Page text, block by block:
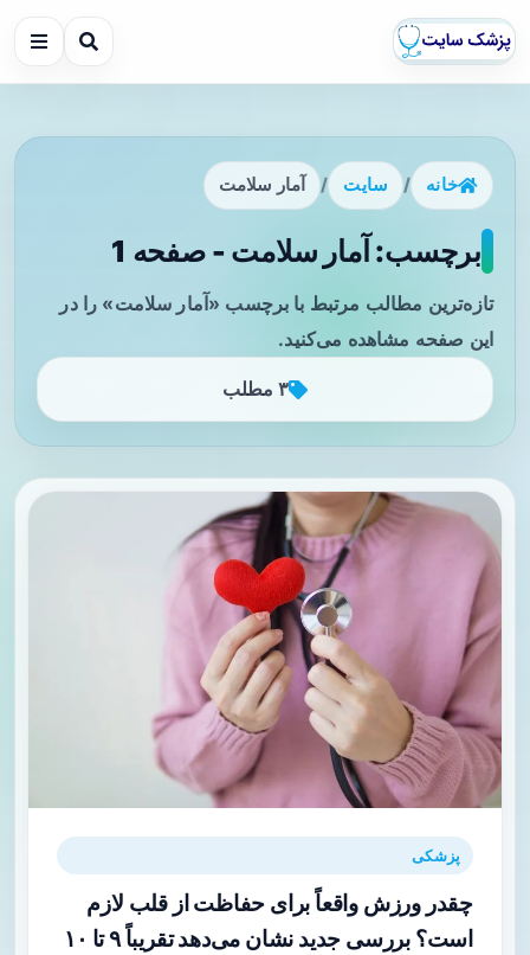
خانه / سایت / آمار سلامت
برچسب: آمار سلامت - صفحه 1
تازه‌ترین مطالب مرتبط با برچسب «آمار سلامت» را در
این صفحه مشاهده می‌کنید.
۳ مطلب
پزشکی
چقدر ورزش واقعاً برای حفاظت از قلب لازم
است؟ بررسی جدید نشان می‌دهد تقریباً ۹ تا ۱۰